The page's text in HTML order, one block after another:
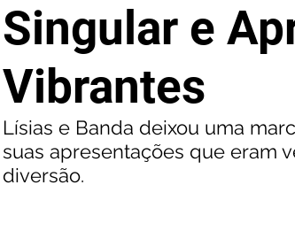
Singular e
Vibrantes
Lísias e Banda deixou uma
suas apresentações que eram
diversão.